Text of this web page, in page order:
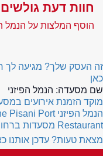
חוות דעת
הוסף המלצות על הנמל
זה העסק שלך? מגיעה לך
כאן
שם מסעדה: הנמל הפיזני
מוקד הזמנת אירועים
הנמל הפיזני Pisani Port
Restaurant מסעדות
מצאת טעות? עדכן אותנו